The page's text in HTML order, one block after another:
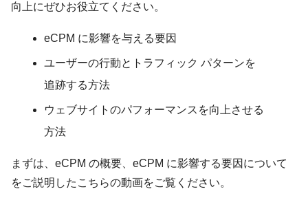
向上にぜひお役立てください。
eCPM に影響を与える要因
ユーザーの行動とトラフィック パターンを
追跡する方法
ウェブサイトのパフォーマンスを向上させる
方法
まずは、eCPM の概要、eCPM に影響する要因について
をご説明したこちらの動画をご覧ください。